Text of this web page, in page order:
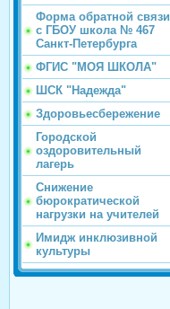
Форма обратной связи
с ГБОУ школа № 467
Санкт-Петербурга
ФГИС "МОЯ ШКОЛА"
ШСК "Надежда"
Здоровьесбережение
Городской
оздоровительный
лагерь
Снижение
бюрократической
нагрузки на учителей
Имидж инклюзивной
культуры